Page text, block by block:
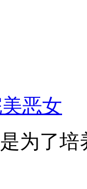
恶女
为了培